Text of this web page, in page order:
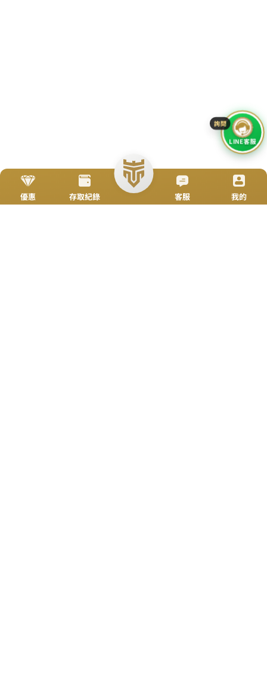
立即來電 加入好友